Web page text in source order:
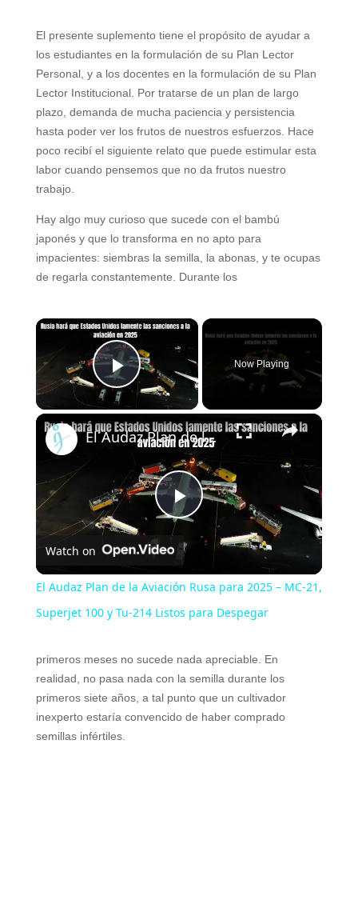
El presente suplemento tiene el propósito de ayudar a
los estudiantes en la formulación de su Plan Lector
Personal, y a los docentes en la formulación de su Plan
Lector Institucional. Por tratarse de un plan de largo
plazo, demanda de mucha paciencia y persistencia
hasta poder ver los frutos de nuestros esfuerzos. Hace
poco recibí el siguiente relato que puede estimular esta
labor cuando pensemos que no da frutos nuestro
trabajo.
Hay algo muy curioso que sucede con el bambú
japonés y que lo transforma en no apto para
impacientes: siembras la semilla, la abonas, y te ocupas
de regarla constantemente. Durante los
×
Play Video
Now Playing
×
P
l
a
y
V
El Audaz Plan de la Aviación Rusa para 2025 – MC-21, Superjet 100 y Tu-214 Listos para Despegar
Watch on
El Audaz Plan de la Aviación Rusa para 2025 – MC-21,
Superjet 100 y Tu-214 Listos para Despegar
primeros meses no sucede nada apreciable. En
realidad, no pasa nada con la semilla durante los
primeros siete años, a tal punto que un cultivador
inexperto estaría convencido de haber comprado
semillas infértiles.